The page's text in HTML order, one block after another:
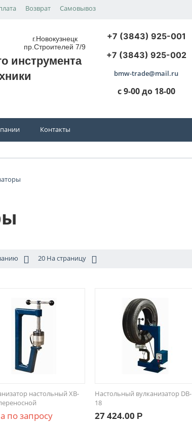
Возврат Самовывоз
г.Новокузнецк
пр.Строителей 7/9
инструмента
+7 (3843) 925-001
+7 (3843) 925-002
bmw-trade@mail.ru
с 9-00 до 18-00
Контакты
20 На страницу
настольный XB-
по запросу
Настольный вулканизатор DB-
18
27 424.00 Р